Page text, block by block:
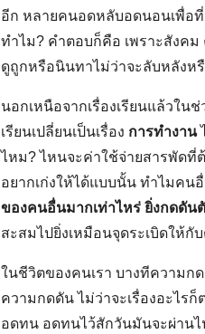
อีก หลายคนอดหลับอดนอนเพื่อที่
ทำไม? คำตอบก็คือ เพราะสังคม
ดูถูกหรือนินทาไม่ว่าจะลับหลังห
นอกเหนือจากเรื่องเรียนแล้วใน
เรียนเปลี่ยนเป็นเรื่อง การทำงาน
ไหม? ไหนจะค่าใช้จ่ายสารพัดที่
อยากเก่งให้ได้แบบนั้น ทำไมคนอื่
ของคนอื่นมากเท่าไหร่ ยิ่งกดดัน
สะสมไปยิ่งเหมือนจุดระเบิดให้กั
ในชีวิตของคนเรา บางทีความก
ความกดดัน ไม่ว่าจะเรื่องอะไร
อดทน อดทนไว้สักวันมันจะผ่านไ